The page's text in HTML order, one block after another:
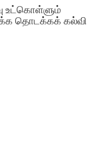
உட்கொள்ளும்
தொடக்கக் கல்வி